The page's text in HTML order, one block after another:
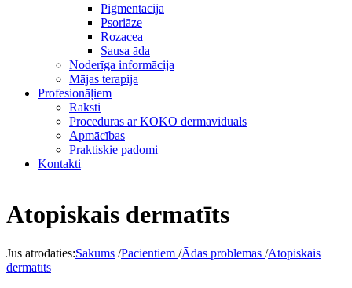
Pigmentācija
Psoriāze
Rozacea
Sausa āda
Noderīga informācija
Mājas terapija
Profesionāļiem
Raksti
Procedūras ar KOKO dermaviduals
Apmācības
Praktiskie padomi
Kontakti
Atopiskais dermatīts
Jūs atrodaties:Sākums /Pacientiem /Ādas problēmas /Atopiskais
dermatīts